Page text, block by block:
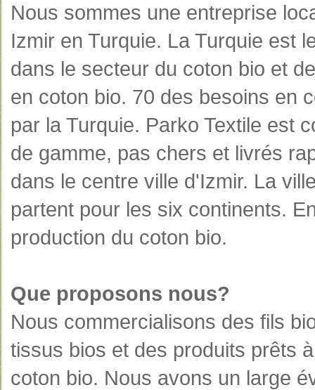
Nous sommes une entreprise
Izmir en Turquie. La Turquie est
dans le secteur du coton bio et
en coton bio. 70 des besoins en
par la Turquie. Parko Textile est
de gamme, pas chers et livrés
dans le centre ville d'Izmir. La
partent pour les six continents.
production du coton bio.
Que proposons nous?
Nous commercialisons des fils
tissus bios et des produits prêts
coton bio. Nous avons un large